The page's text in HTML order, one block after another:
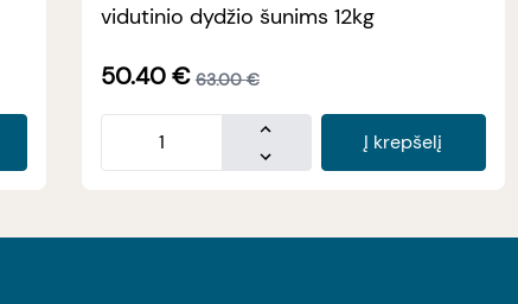
vidutinio dydžio šunims 12kg
50.40€ 63.00 €
Į krepšelį